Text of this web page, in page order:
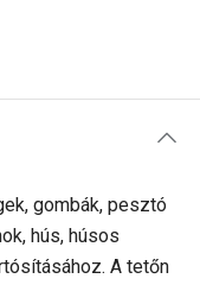
gombák, pesztó
hús, húsos
A tetőn